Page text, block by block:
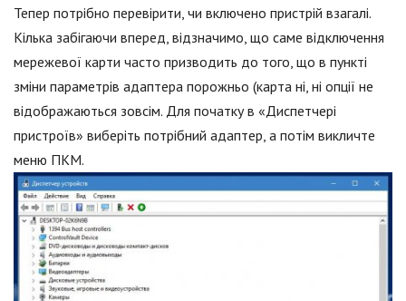
Тепер потрібно перевірити, чи включено пристрій взагалі.
Кілька забігаючи вперед, відзначимо, що саме відключення
мережевої карти часто призводить до того, що в пункті
зміни параметрів адаптера порожньо (карта ні, ні опції не
відображаються зовсім. Для початку в «Диспетчері
пристроїв» виберіть потрібний адаптер, а потім викличте
меню ПКМ.